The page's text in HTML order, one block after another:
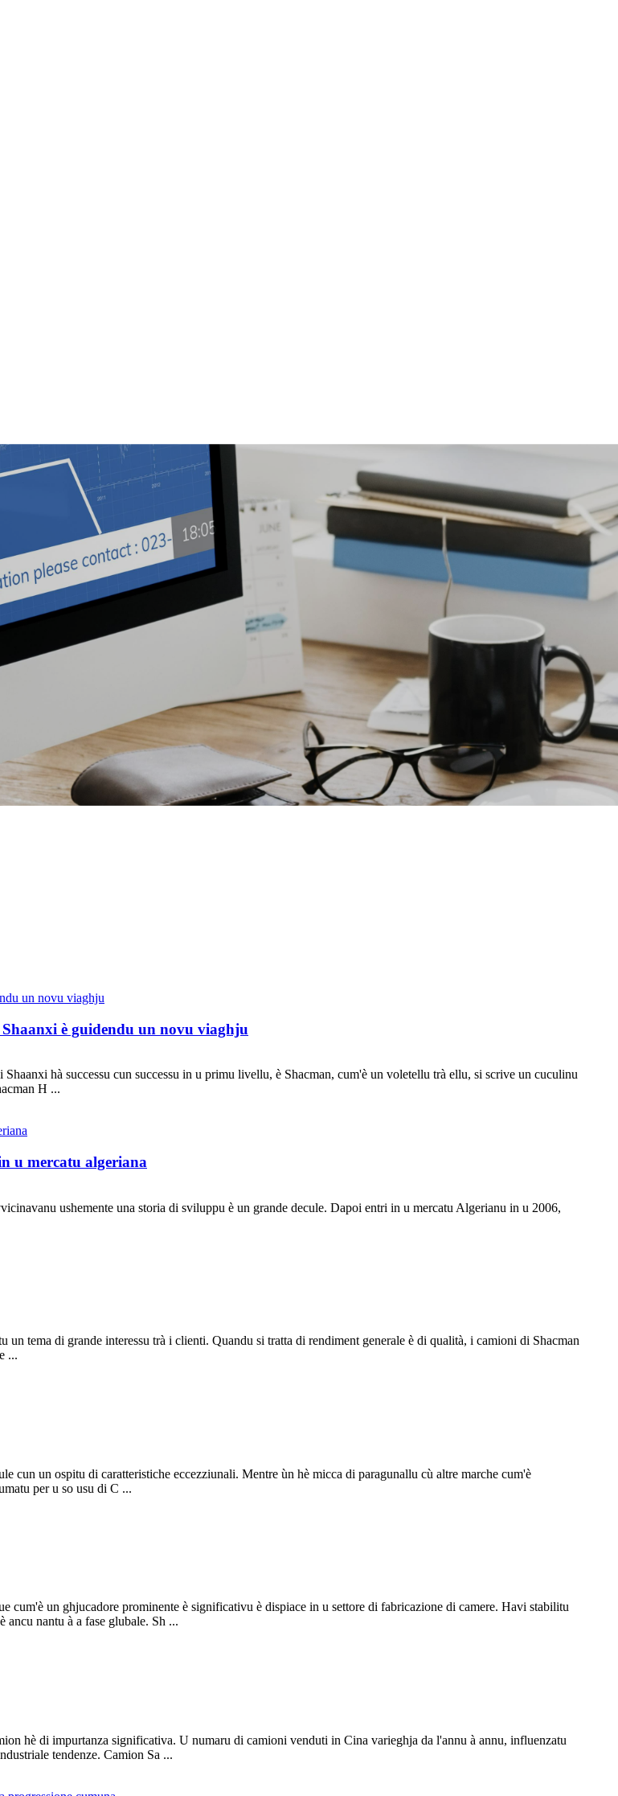
è guidendu un novu viaghju
hà successu cun successu in u primu livellu, è Shacman, cum'è un voletellu trà ellu, si scrive un cuculinu
H ...
u mercatu algeriana
ushemente una storia di sviluppu è un grande decule. Dapoi entri in u mercatu Algerianu in u 2006,
tema di grande interessu trà i clienti. Quandu si tratta di rendiment generale è di qualità, i camioni di Shacman
...
cun un ospitu di caratteristiche eccezziunali. Mentre ùn hè micca di paragunallu cù altre marche cum'è
per u so usu di C ...
cum'è un ghjucadore prominente è significativu è dispiace in u settore di fabricazione di camere. Havi stabilitu
ancu nantu à a fase glubale. Sh ...
hè di impurtanza significativa. U numaru di camioni venduti in Cina varieghja da l'annu à annu, influenzatu
tendenze. Camion Sa ...